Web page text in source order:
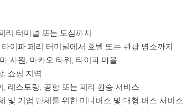
리 터미널 또는 도심까지
이파 페리 터미널에서 호텔 또는 관광 명소까지
사원, 마카오 타워, 타이파 마을
, 쇼핑 지역
레스토랑, 공항 또는 페리 환승 서비스
및 기업 단체를 위한 미니버스 및 대형 버스 서비스